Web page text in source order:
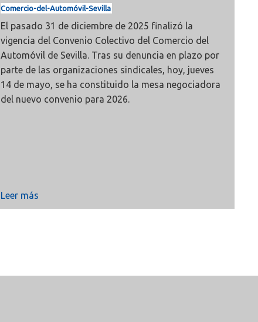
Comercio-del-Automóvil-Sevilla
El pasado 31 de diciembre de 2025 finalizó la
vigencia del Convenio Colectivo del Comercio del
Automóvil de Sevilla. Tras su denuncia en plazo por
parte de las organizaciones sindicales, hoy, jueves
14 de mayo, se ha constituido la mesa negociadora
del nuevo convenio para 2026.
Leer más